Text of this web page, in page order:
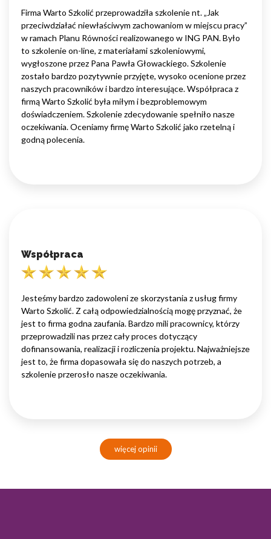
Firma Warto Szkolić przeprowadziła szkolenie nt. „Jak
przeciwdziałać niewłaściwym zachowaniom w miejscu pracy”
w ramach Planu Równości realizowanego w ING PAN. Było
to szkolenie on-line, z materiałami szkoleniowymi,
wygłoszone przez Pana Pawła Głowackiego. Szkolenie
zostało bardzo pozytywnie przyjęte, wysoko ocenione przez
naszych pracowników i bardzo interesujące. Współpraca z
firmą Warto Szkolić była miłym i bezproblemowym
doświadczeniem. Szkolenie zdecydowanie spełniło nasze
oczekiwania. Oceniamy firmę Warto Szkolić jako rzetelną i
godną polecenia.
Współpraca
Jesteśmy bardzo zadowoleni ze skorzystania z usług firmy
Warto Szkolić. Z całą odpowiedzialnością mogę przyznać, że
jest to firma godna zaufania. Bardzo mili pracownicy, którzy
przeprowadzili nas przez cały proces dotyczący
dofinansowania, realizacji i rozliczenia projektu. Najważniejsze
jest to, że firma dopasowała się do naszych potrzeb, a
szkolenie przerosło nasze oczekiwania.
więcej opinii